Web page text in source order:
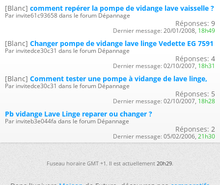
[Blanc] comment repérer la pompe de vidange lave vaisselle ?
Par invite61c93658 dans le forum Dépannage
Réponses: 9
Dernier message: 20/01/2008, 18h49
[Blanc] Changer pompe de vidange lave linge Vedette EG 7591
Par invitedce30c31 dans le forum Dépannage
Réponses: 4
Dernier message: 02/10/2007, 18h31
[Blanc] Comment tester une pompe à vidange de lave linge,
Par invitedce30c31 dans le forum Dépannage
Réponses: 5
Dernier message: 02/10/2007, 18h28
Pb vidange Lave Linge reparer ou changer ?
Par inviteb3e044fa dans le forum Dépannage
Réponses: 2
Dernier message: 05/02/2006, 21h30
Fuseau horaire GMT +1. Il est actuellement20h29.